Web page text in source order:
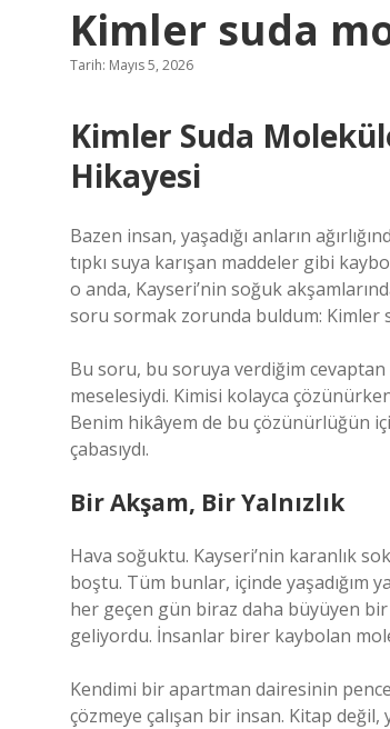
Kimler suda
Tarih: Mayıs 5, 2026
Kimler Suda
Hikayesi
Bazen insan, yaşadığı anların
tıpkı suya karışan maddeler gibi
o anda, Kayseri’nin soğuk
soru sormak zorunda buldum: Kimler
Bu soru, bu soruya verdiğim
meselesiydi. Kimisi kolayca
Benim hikâyem de bu çözünürlüğün
çabasıydı.
Bir Akşam, Bir Yalnızlık
Hava soğuktu. Kayseri’nin karanlık
boştu. Tüm bunlar, içinde yaşadığım
her geçen gün biraz daha büyüyen bir
geliyordu. İnsanlar birer kaybolan
Kendimi bir apartman dairesinin
çözmeye çalışan bir insan. Kitap değil,